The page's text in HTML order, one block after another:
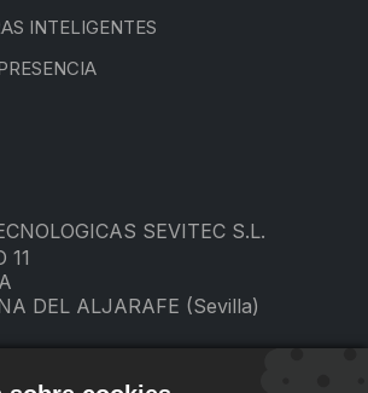
INTELIGENTES
SEVITEC S.L.
11
DEL ALJARAFE (Sevilla)